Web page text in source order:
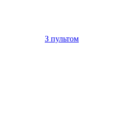
З пультом